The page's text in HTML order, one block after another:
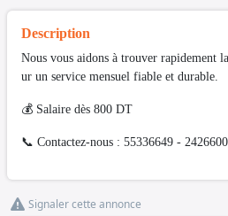
Description
Nous vous aidons à trouver rapidement
ur un service mensuel fiable et durable.
💰 Salaire dès 800 DT
📞 Contactez-nous : 55336649 -
Signaler cette annonce